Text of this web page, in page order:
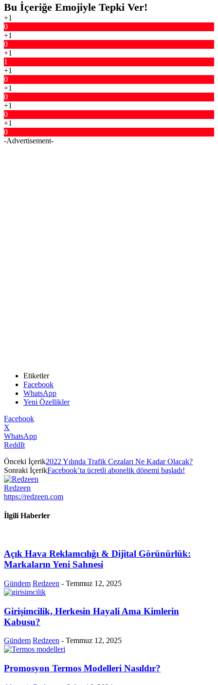
Bu İçeriğe Emojiyle Tepki Ver!
+1
0
+1
0
+1
1
+1
0
+1
0
+1
0
+1
0
-Advertisement-
Etiketler
Facebook
WhatsApp
Yeni Özellikler
Facebook
X
WhatsApp
ReddIt
Önceki İçerik2022 Yılında Trafik Cezaları Ne Kadar Olacak?
Sonraki İçerikFacebook’ta ücretli abonelik dönemi başladı!
Redzeen
https://redzeen.com
İlgili Haberler
Açık Hava Reklamcılığı & Dijital Görünürlük:
Markaların Yeni Sahnesi
Gündem Redzeen - Temmuz 12, 2025
Girişimcilik, Herkesin Hayali Ama Kimlerin
Kabusu?
Gündem Redzeen - Temmuz 12, 2025
Promosyon Termos Modelleri Nasıldır?